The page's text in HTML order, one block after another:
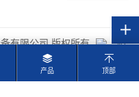
有限公司 版权所有
站
产品 顶部